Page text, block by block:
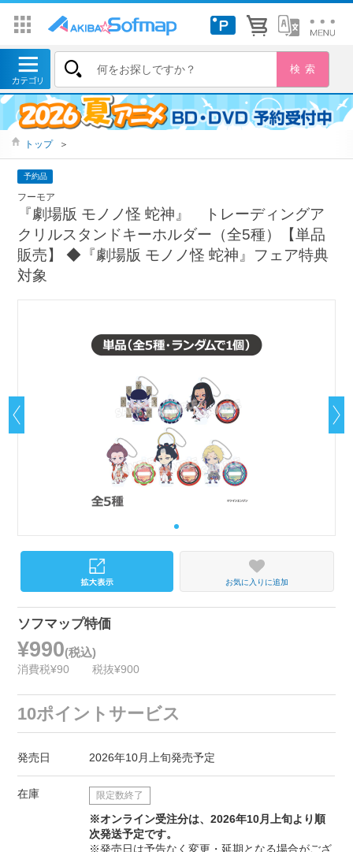
トップ ＞
予約品
フーモア
『劇場版 モノノ怪 蛇神』 トレーディングア
クリルスタンドキーホルダー（全5種）【単品
販売】 ◆『劇場版 モノノ怪 蛇神』フェア特典
対象
お気に入りに追加
ソフマップ特価
¥990(税込)
消費税¥90 税抜¥900
10ポイントサービス
発売日 2026年10月上旬発売予定
在庫 限定数終了
※オンライン受注分は、2026年10月上旬より順
次発送予定です。
※発売日は予告なく変更・延期となる場合がござ